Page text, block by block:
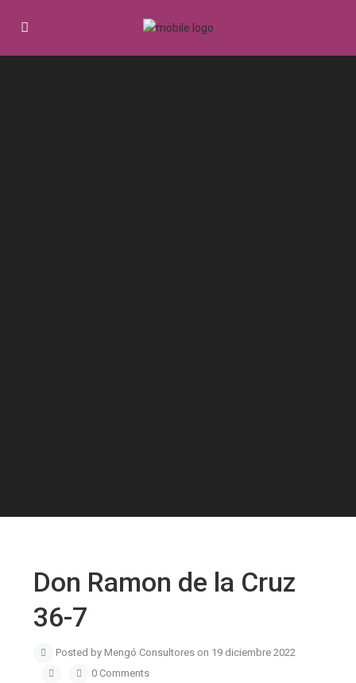
Don Ramon de la Cruz
36-7
Posted by Mengó Consultores on 19 diciembre 2022
0 Comments